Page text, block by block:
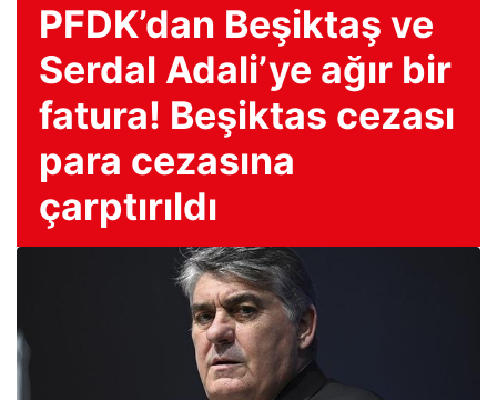
PFDK’dan Beşiktaş ve
Serdal Adali’ye ağır bir
fatura! Beşiktas cezası
para cezasına
çarptırıldı